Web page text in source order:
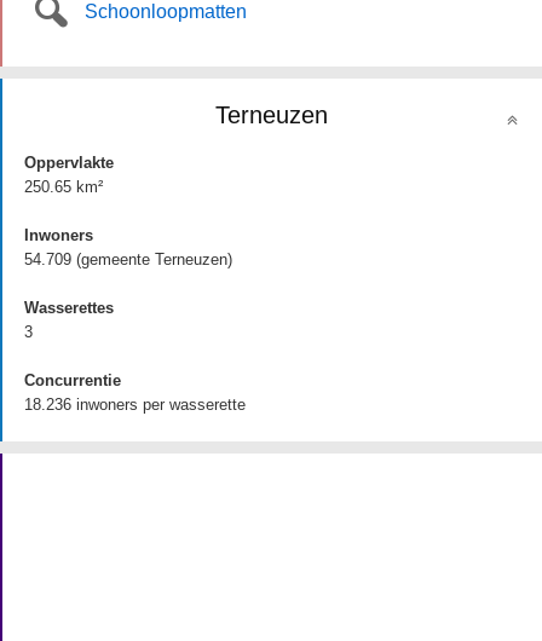
Schoonloopmatten
Terneuzen
Oppervlakte
250.65 km²
Inwoners
54.709 (gemeente Terneuzen)
Wasserettes
3
Concurrentie
18.236 inwoners per wasserette